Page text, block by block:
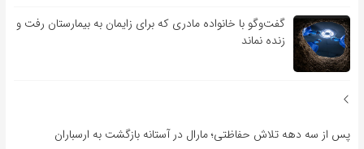
گفت‌وگو با خانواده مادری که برای زایمان به بیمارستان رفت و
زنده نماند
پس از سه دهه تلاش حفاظتی؛ مارال در آستانه بازگشت به ارسباران